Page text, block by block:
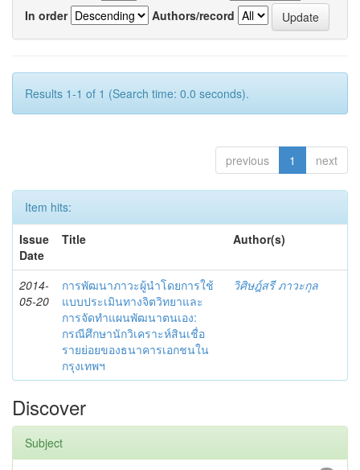
In order
Authors/record
Results 1-1 of 1 (Search time: 0.0 seconds).
previous 1 next
Item hits:
Issue
Date
Title Author(s)
2014-
05-20
การพัฒนาภาวะผู้นำโดยการใช้
แบบประเมินทางจิตวิทยาและ
การจัดทำแผนพัฒนาตนเอง:
กรณีศึกษานักวิเคราะห์สินเชื่อ
รายย่อยของธนาคารเอกชนใน
กรุงเทพฯ
วิศิษฎ์สรี ภาวะกุล
Discover
Subject